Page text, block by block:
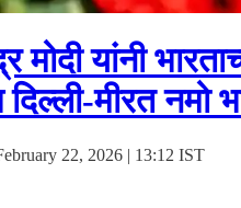
मोदी यांनी
मीरत नमो
22, 2026 | 13:12 IST